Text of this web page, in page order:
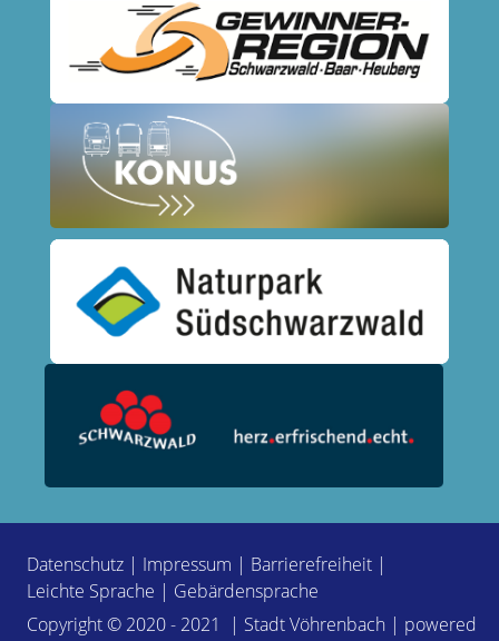
Datenschutz | Impressum | Barrierefreiheit |
Leichte Sprache | Gebärdensprache
Copyright © 2020 - 2021 | Stadt Vöhrenbach | powered